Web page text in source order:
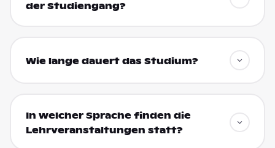
der Studiengang?
Wie lange dauert das Studium?
In welcher Sprache finden die
Lehrveranstaltungen statt?